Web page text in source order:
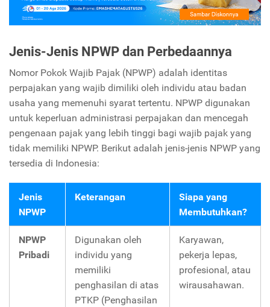
Jenis-Jenis NPWP dan Perbedaannya
Nomor Pokok Wajib Pajak (NPWP) adalah identitas
perpajakan yang wajib dimiliki oleh individu atau badan
usaha yang memenuhi syarat tertentu. NPWP digunakan
untuk keperluan administrasi perpajakan dan mencegah
pengenaan pajak yang lebih tinggi bagi wajib pajak yang
tidak memiliki NPWP. Berikut adalah jenis-jenis NPWP yang
tersedia di Indonesia:
Jenis
NPWP
Keterangan
Siapa yang
Membutuhkan?
NPWP
Pribadi
Digunakan oleh
individu yang
memiliki
penghasilan di atas
PTKP (Penghasilan
Karyawan,
pekerja lepas,
profesional, atau
wirausahawan.